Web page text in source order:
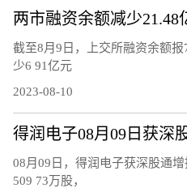
两市融资余额减少21.48
截至8月9日，上交所融资余额
少6 91亿元
2023-08-10
得润电子08月09日获深
08月09日，得润电子获深股通
509 73万股，